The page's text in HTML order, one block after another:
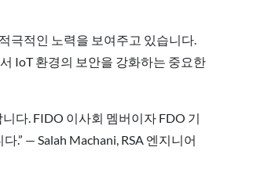
극적인 노력을 보여주고 있습니다.
IoT 환경의 보안을 강화하는 중요한
다. FIDO 이사회 멤버이자 FDO 기
.” — Salah Machani, RSA 엔지니어